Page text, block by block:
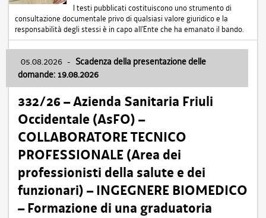
I testi pubblicati costituiscono uno strumento di
consultazione documentale privo di qualsiasi valore giuridico e la
responsabilità degli stessi è in capo all'Ente che ha emanato il bando.
05.08.2026 - Scadenza della presentazione delle
domande: 19.08.2026
332/26 – Azienda Sanitaria Friuli
Occidentale (AsFO) –
COLLABORATORE TECNICO
PROFESSIONALE (Area dei
professionisti della salute e dei
funzionari) – INGEGNERE BIOMEDICO
– Formazione di una graduatoria